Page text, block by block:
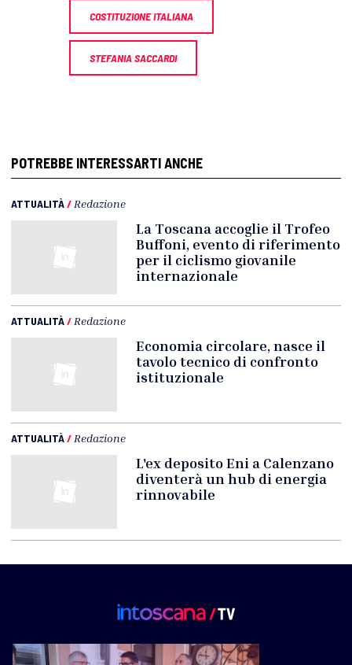
COSTITUZIONE ITALIANA
STEFANIA SACCARDI
POTREBBE INTERESSARTI ANCHE
ATTUALITÀ/ Redazione
La Toscana accoglie il Trofeo
Buffoni, evento di riferimento
per il ciclismo giovanile
internazionale
ATTUALITÀ/ Redazione
Economia circolare, nasce il
tavolo tecnico di confronto
istituzionale
ATTUALITÀ/ Redazione
L'ex deposito Eni a Calenzano
diventerà un hub di energia
rinnovabile